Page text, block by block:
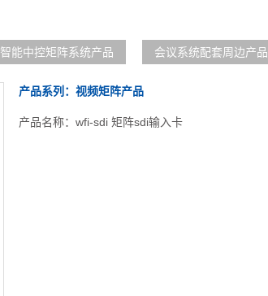
智能中控矩阵系统产品 会议系统配套周边产品
产品系列：视频矩阵产品
产品名称：wfi-sdi 矩阵sdi输入卡